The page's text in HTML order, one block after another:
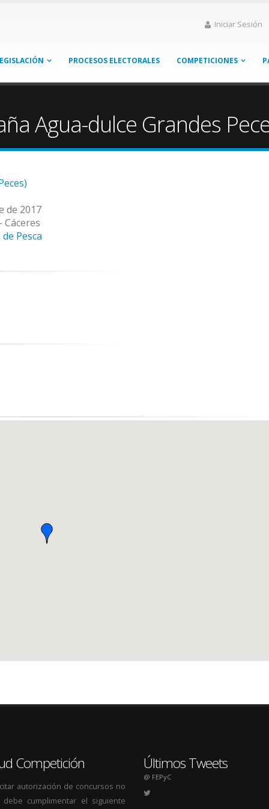
Iniciar Sesión
PROCESOS ELECTORALES COMPETICIONES
Agua-dulce Grandes
de 2017
Cáceres
Pesca
Competición
autorización de concursos no
debe cumplimentar el siguiente
Últimos Tweets
@ FEPyC